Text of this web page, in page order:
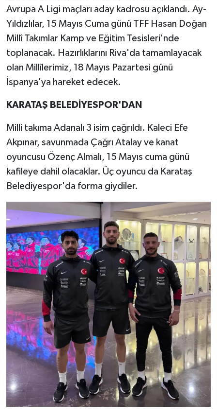
Avrupa A Ligi maçları aday kadrosu açıklandı. Ay-
Yıldızlılar, 15 Mayıs Cuma günü TFF Hasan Doğan
Millî Takımlar Kamp ve Eğitim Tesisleri'nde
toplanacak. Hazırlıklarını Riva'da tamamlayacak
olan Millîlerimiz, 18 Mayıs Pazartesi günü
İspanya'ya hareket edecek.
KARATAŞ BELEDİYESPOR'DAN
Milli takıma Adanalı 3 isim çağrıldı. Kaleci Efe
Akpınar, savunmada Çağrı Atalay ve kanat
oyuncusu Özenç Almalı, 15 Mayıs cuma günü
kafileye dahil olacaklar. Üç oyuncu da Karataş
Belediyespor'da forma giydiler.